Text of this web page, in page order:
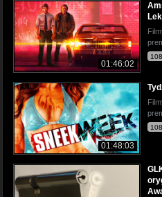
01:46:02
01:48:03